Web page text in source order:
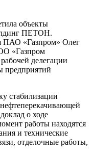
объекты
ПЕТОН.
ПАО «Газпром» Олег
«Газпром
делегации
предприятий
стабилизации
о ходе
работы находятся
и технические
отделочные работы,